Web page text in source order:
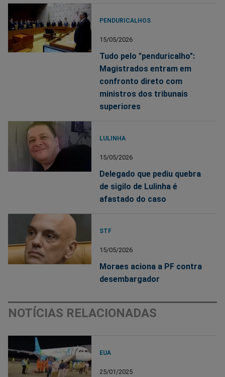
PENDURICALHOS
15/05/2026
Tudo pelo "penduricalho":
Magistrados entram em
confronto direto com
ministros dos tribunais
superiores
LULINHA
15/05/2026
Delegado que pediu quebra
de sigilo de Lulinha é
afastado do caso
STF
15/05/2026
Moraes aciona a PF contra
desembargador
NOTÍCIAS RELACIONADAS
EUA
25/01/2025